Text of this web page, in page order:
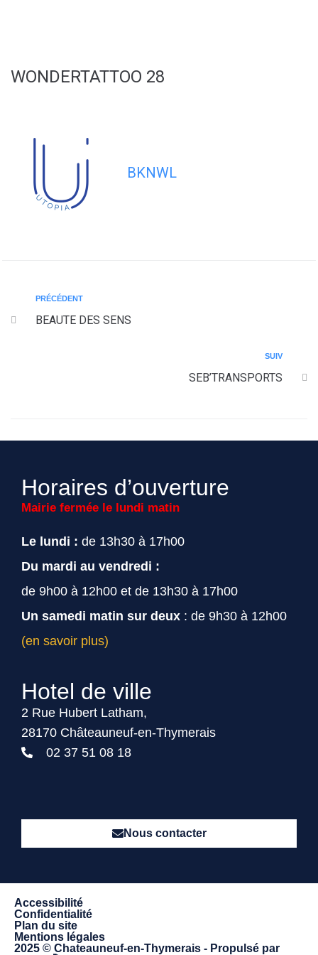
WONDERTATTOO 28
BKNWL
PRÉCÉDENT
BEAUTE DES SENS
SUIV
SEB’TRANSPORTS
Nous contacter
Hotel de ville
2 Rue Hubert Latham,
28170 Châteauneuf-en-Thymerais
02 37 51 08 18
Horaires d’ouverture
Mairie fermée le lundi matin
Le lundi : de 13h30 à 17h00
Du mardi au vendredi :
de 9h00 à 12h00 et de 13h30 à 17h00
Un samedi matin sur deux : de 9h30 à 12h00
(en savoir plus)
Accessibilité
Confidentialité
Plan du site
Mentions légales
2025 © Chateauneuf-en-Thymerais - Propulsé par